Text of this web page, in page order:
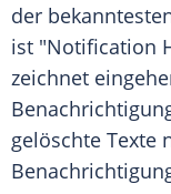
der
ist "Notification
zeichnet
gelöschte Texte